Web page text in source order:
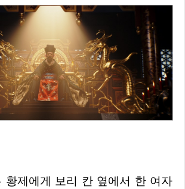
황제에게 보리 칸 옆에서 한 여자